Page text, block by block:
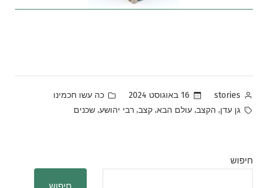
Posted
by
stories 16 באוגוסט 2024
Posted
in
כה עשו חכמינו
Tags:
גן עדן, הקצב, עולם הבא, קצב, רבי יהושע, שכנים
חיפוש